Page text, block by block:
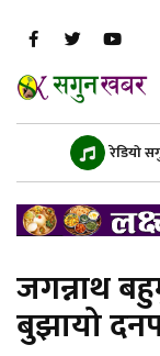
रेडियो
जगन्नाथ
बुझायो